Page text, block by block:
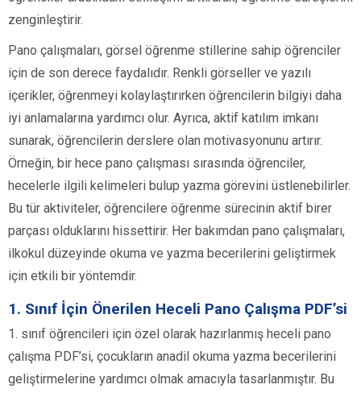
zenginleştirir.
Pano çalışmaları, görsel öğrenme stillerine sahip öğrenciler
için de son derece faydalıdır. Renkli görseller ve yazılı
içerikler, öğrenmeyi kolaylaştırırken öğrencilerin bilgiyi daha
iyi anlamalarına yardımcı olur. Ayrıca, aktif katılım imkanı
sunarak, öğrencilerin derslere olan motivasyonunu artırır.
Örneğin, bir hece pano çalışması sırasında öğrenciler,
hecelerle ilgili kelimeleri bulup yazma görevini üstlenebilirler.
Bu tür aktiviteler, öğrencilere öğrenme sürecinin aktif birer
parçası olduklarını hissettirir. Her bakımdan pano çalışmaları,
ilkokul düzeyinde okuma ve yazma becerilerini geliştirmek
için etkili bir yöntemdir.
1. Sınıf İçin Önerilen Heceli Pano Çalışma PDF’si
1. sınıf öğrencileri için özel olarak hazırlanmış heceli pano
çalışma PDF’si, çocukların anadil okuma yazma becerilerini
geliştirmelerine yardımcı olmak amacıyla tasarlanmıştır. Bu